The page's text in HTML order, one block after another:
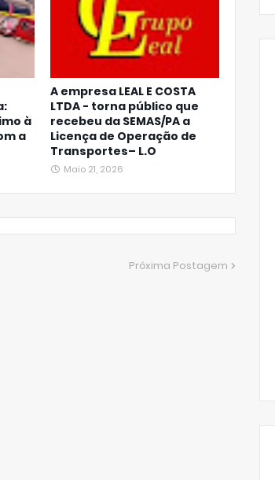
à
a
A empresa LEAL E COSTA
LTDA - torna público que
recebeu da SEMAS/PA a
Licença de Operação de
Transportes– L.O
Maio 21, 2026
Próxima Postagem